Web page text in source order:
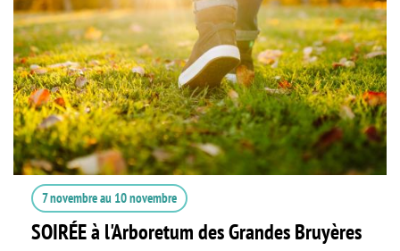
7 novembreau 10 novembre
SOIRÉE à l'Arboretum des Grandes Bruyères